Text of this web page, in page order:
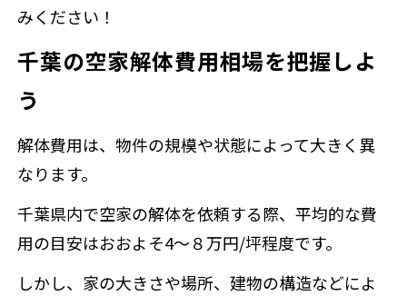
みください！
千葉の空家解体費用相場を把握しよ
う
解体費用は、物件の規模や状態によって大きく異
なります。
千葉県内で空家の解体を依頼する際、平均的な費
用の目安はおおよそ4～８万円/坪程度です。
しかし、家の大きさや場所、建物の構造などによ